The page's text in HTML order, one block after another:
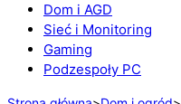
Dom i AGD
Sieć i Monitoring
Gaming
Podzespoły PC